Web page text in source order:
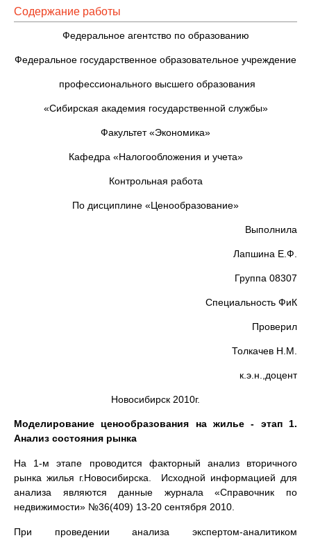
Содержание работы
Федеральное агентство по образованию
Федеральное государственное образовательное учреждение
профессионального высшего образования
«Сибирская академия государственной службы»
Факультет «Экономика»
Кафедра «Налогообложения и учета»
Контрольная работа
По дисциплине «Ценообразование»
Выполнила
Лапшина Е.Ф.
Группа 08307
Специальность ФиК
Проверил
Толкачев Н.М.
к.э.н.,доцент
Новосибирск 2010г.
Моделирование ценообразования на жилье - этап 1.
Анализ состояния рынка
На 1-м этапе проводится факторный анализ вторичного
рынка жилья г.Новосибирска. Исходной информацией для
анализа являются данные журнала «Справочник по
недвижимости» №36(409) 13-20 сентября 2010.
При проведении анализа экспертом-аналитиком